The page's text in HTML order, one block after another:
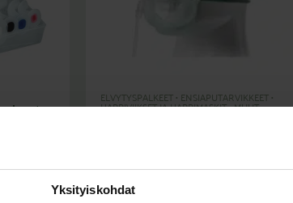
Yksityiskohdat
koot
ELVYTYSPALKEET• ENSIAPUTARVIKKEET•
HAPPIVIIKSET JA HAPPIMASKIT•MUUT
2,80€(Sis. Alv3,51€)